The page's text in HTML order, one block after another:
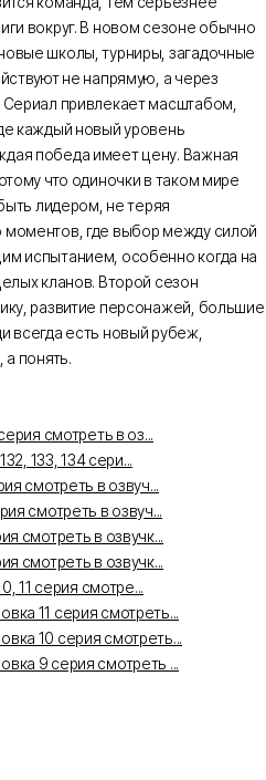
вокруг. В новом сезоне обычно
школы, турниры, загадочные
не напрямую, а через
привлекает масштабом,
каждый новый уровень
победа имеет цену. Важная
что одиночки в таком мире
лидером, не теряя
где выбор между силой
испытанием, особенно когда на
кланов. Второй сезон
развитие персонажей, большие
всегда есть новый рубеж,
а понять.
смотреть в оз...
133, 134 сери...
смотреть в озвуч...
смотреть в озвуч...
смотреть в озвучк...
смотреть в озвучк...
11 серия смотре...
11 серия смотреть...
10 серия смотреть...
9 серия смотреть ...